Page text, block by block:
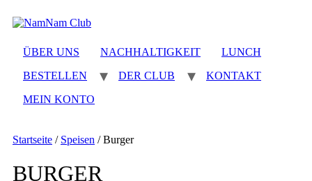
Inhalt
ÜBER UNS
NACHHALTIGKEIT
LUNCH
BESTELLEN
DER CLUB
KONTAKT
MEIN KONTO
Startseite / Speisen / Burger
BURGER